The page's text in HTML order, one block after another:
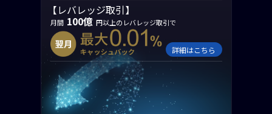
【レバレッジ取引】
月間 100億 円以上の レバレッジ取引で
詳細はこちら